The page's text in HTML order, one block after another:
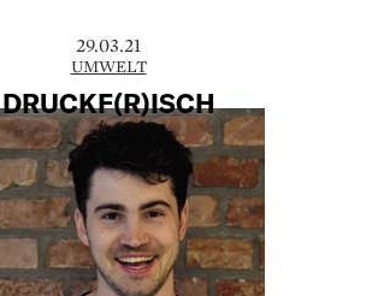
29.03.21
UMWELT
DRUCKF(R)ISCH